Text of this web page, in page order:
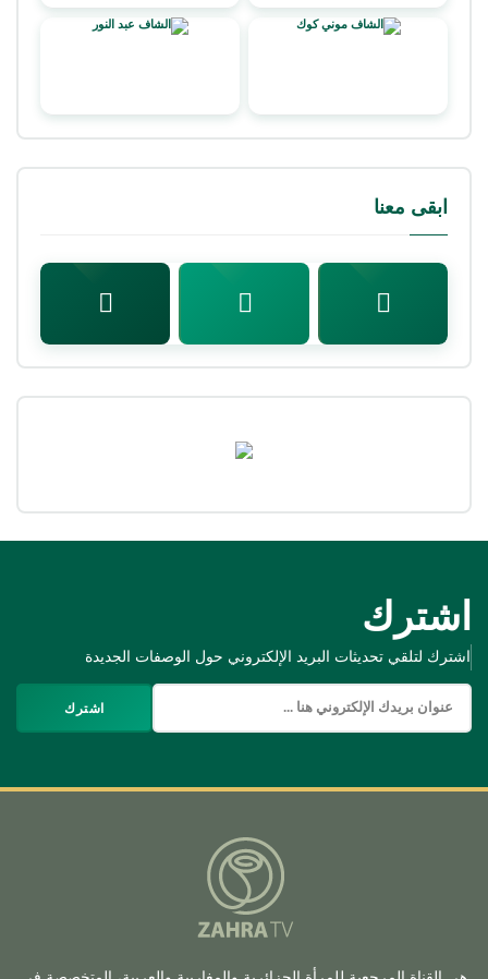
ابقى معنا
اشترك
اشترك لتلقي تحديثات البريد الإلكتروني حول الوصفات الجديدة
اشترك